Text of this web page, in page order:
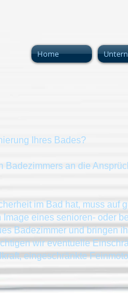
Home
Ihres Bades?
an die
im Bad hat, muss auf
eines senioren- oder
Badezimmer und bringen
wir eventuelle
eingeschränkte